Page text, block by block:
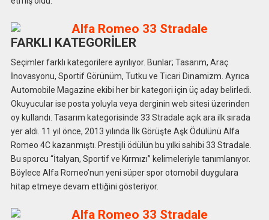
FARKLI KATEGORİLER
Seçimler farklı kategorilere ayrılıyor. Bunlar; Tasarım, Araç
İnovasyonu, Sportif Görünüm, Tutku ve Ticari Dinamizm. Ayrıca
Automobile Magazine ekibi her bir kategori için üç aday belirledi.
Okuyucular ise posta yoluyla veya derginin web sitesi üzerinden
oy kullandı. Tasarım kategorisinde 33 Stradale açık ara ilk sırada
yer aldı. 11 yıl önce, 2013 yılında İlk Görüşte Aşk Ödülünü Alfa
Romeo 4C kazanmıştı. Prestijli ödülün bu yılki sahibi 33 Stradale.
Bu sporcu “İtalyan, Sportif ve Kırmızı” kelimeleriyle tanımlanıyor.
Böylece Alfa Romeo’nun yeni süper spor otomobil duygulara
hitap etmeye devam ettiğini gösteriyor.